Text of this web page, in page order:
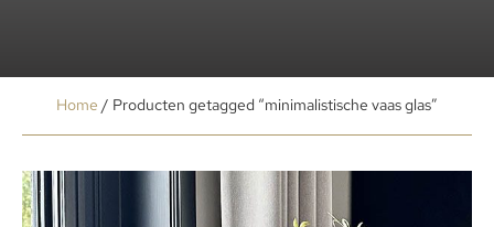
Home / Producten getagged “minimalistische vaas glas”